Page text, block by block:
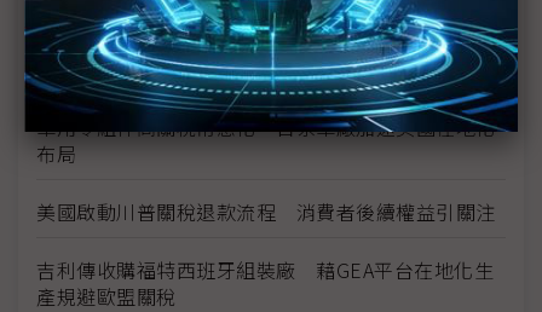
南韓淪為中國電動車出海跳板？ 極氪、小米等業者
緊盯進軍時機
車用零組件高關稅常態化 日系車廠加速美國在地化
布局
美國啟動川普關稅退款流程 消費者後續權益引關注
吉利傳收購福特西班牙組裝廠 藉GEA平台在地化生
產規避歐盟關稅